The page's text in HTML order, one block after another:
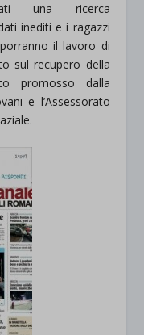
una ricerca
inediti e i ragazzi
il lavoro di
sul recupero della
promosso dalla
e l’Assessorato